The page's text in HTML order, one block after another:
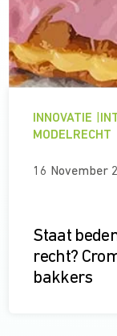
INNOVATIE
MODELRECHT
16 November
Staat
recht?
bakkers